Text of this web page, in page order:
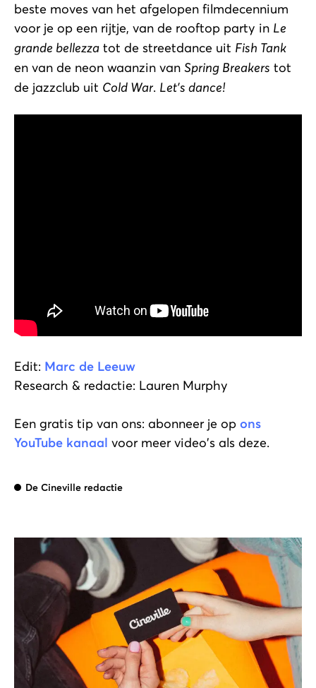
beste moves van het afgelopen filmdecennium
voor je op een rijtje, van de rooftop party in Le
grande bellezza tot de streetdance uit Fish Tank
en van de neon waanzin van Spring Breakers tot
de jazzclub uit Cold War. Let's dance!
Edit: Marc de Leeuw
Research & redactie: Lauren Murphy
Een gratis tip van ons: abonneer je op ons
YouTube kanaal voor meer video's als deze.
De Cineville redactie